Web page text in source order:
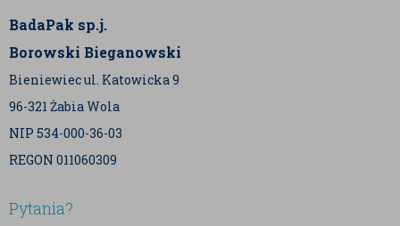
BadaPak sp.j.
Borowski Bieganowski
Bieniewiec ul. Katowicka 9
96-321 Żabia Wola
NIP 534-000-36-03
REGON 011060309
Pytania?